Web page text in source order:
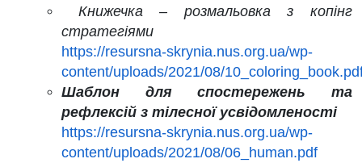
Книжечка – розмальовка з копінг
стратегіями
https://resursna-skrynia.nus.org.ua/wp-
content/uploads/2021/08/
Шаблон для спостережень та
рефлексій з тілесної усвідомленості
https://resursna-skrynia.nus.org.ua/wp-
content/uploads/2021/08/06_human.pdf